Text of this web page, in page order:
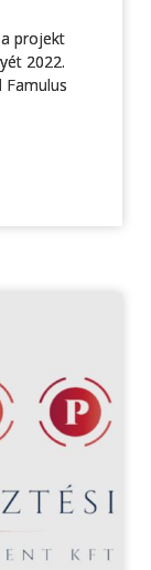
projekt
2022.
Famulus